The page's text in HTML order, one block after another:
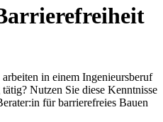
in einem Ingenieursberuf
Nutzen Sie diese Kenntnisse
für barrierefreies Bauen